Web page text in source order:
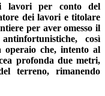
lavori per conto del
dei lavori e titolare
per aver omesso il
così
operaio che, intento al
profonda due metri,
terreno, rimanendo